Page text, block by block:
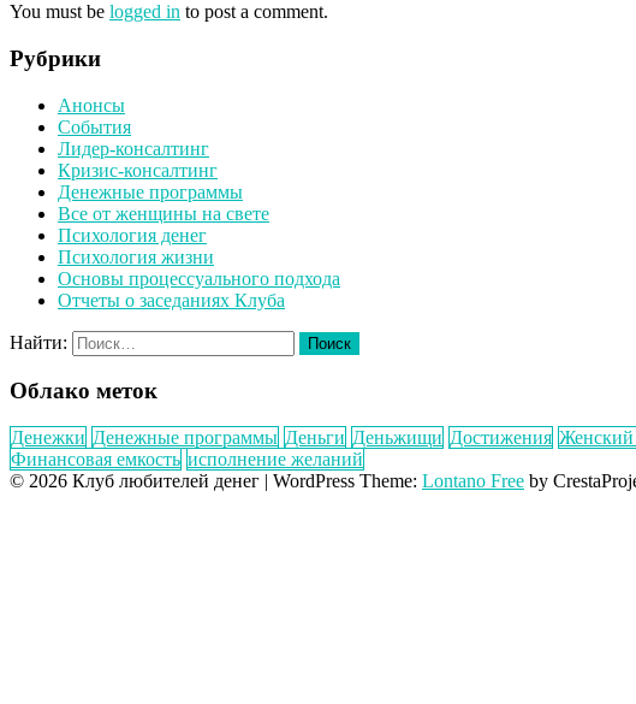
You must be logged in to post a comment.
Рубрики
Анонсы
События
Лидер-консалтинг
Кризис-консалтинг
Денежные программы
Все от женщины на свете
Психология денег
Психология жизни
Основы процессуального подхода
Отчеты о заседаниях Клуба
Найти:
Облако меток
Денежки Денежные программы Деньги Деньжищи Достижения
Финансовая емкость исполнение желаний
© 2026 Клуб любителей денег | WordPress Theme: Lontano Free by